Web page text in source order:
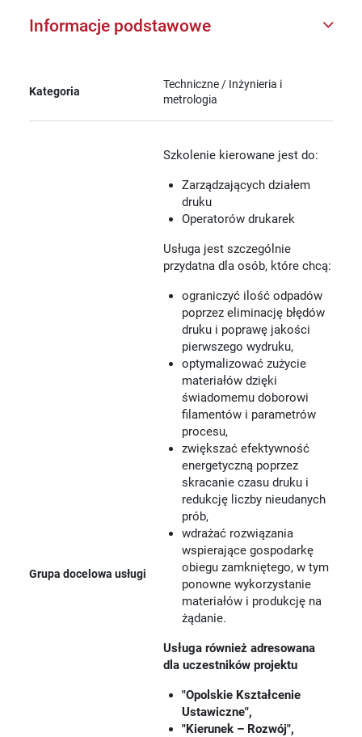
Informacje podstawowe
Kategoria
Techniczne / Inżynieria i
metrologia
Grupa docelowa usługi
Szkolenie kierowane jest do:
Zarządzających działem
druku
Operatorów drukarek
Usługa jest szczególnie
przydatna dla osób, które chcą:
ograniczyć ilość odpadów
poprzez eliminację błędów
druku i poprawę jakości
pierwszego wydruku,
optymalizować zużycie
materiałów dzięki
świadomemu doborowi
filamentów i parametrów
procesu,
zwiększać efektywność
energetyczną poprzez
skracanie czasu druku i
redukcję liczby nieudanych
prób,
wdrażać rozwiązania
wspierające gospodarkę
obiegu zamkniętego, w tym
ponowne wykorzystanie
materiałów i produkcję na
żądanie.
Usługa również adresowana
dla uczestników projektu
"Opolskie Kształcenie
Ustawiczne",
"Kierunek – Rozwój",